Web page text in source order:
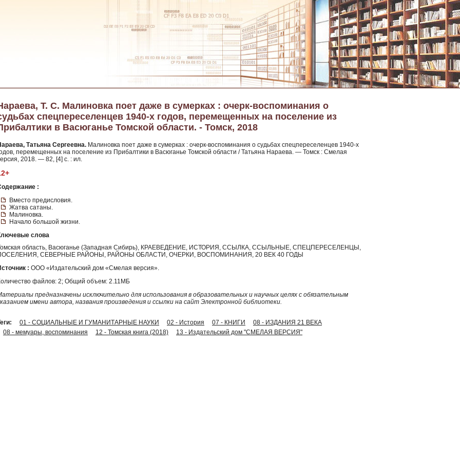
Т. С. Малиновка поет даже в сумерках : очерк-воспоминания о
спецпереселенцев 1940-х годов, перемещенных на поселение из
в Васюганье Томской области. - Томск, 2018
Татьяна Сергеевна. Малиновка поет даже в сумерках : очерк-воспоминания о судьбах спецпереселенцев 1940-х
перемещенных на поселение из Прибалтики в Васюганье Томской области / Татьяна Нараева. — Томск : Смелая
2018. — 82, [4] с. : ил.
:
Вместо предисловия.
Жатва сатаны.
Малиновка.
Начало большой жизни.
слова
область, Васюганье (Западная Сибирь), КРАЕВЕДЕНИЕ, ИСТОРИЯ, ССЫЛКА, ССЫЛЬНЫЕ, СПЕЦПЕРЕСЕЛЕНЦЫ,
СЕВЕРНЫЕ РАЙОНЫ, РАЙОНЫ ОБЛАСТИ, ОЧЕРКИ, ВОСПОМИНАНИЯ, 20 ВЕК 40 ГОДЫ
: ООО «Издательский дом «Смелая версия».
файлов: 2; Общий объем: 2.11МБ
предназначены исключительно для использования в образовательных и научных целях с обязательным
имени автора, названия произведения и ссылки на сайт Электронной библиотеки.
01 - СОЦИАЛЬНЫЕ И ГУМАНИТАРНЫЕ НАУКИ 02 - История 07 - КНИГИ
08 - ИЗДАНИЯ 21 ВЕКА
08 - мемуары, воспоминания
12 - Томская книга (2018) 13 - Издательский дом "СМЕЛАЯ ВЕРСИЯ"